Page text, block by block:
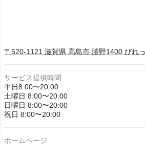
〒520-1121 滋賀県 高島市 勝野1400 びれ
サービス提供時間
平日8:00〜20:00
土曜日 8:00〜20:00
日曜日 8:00〜20:00
祝日 8:00〜20:00
ホームページ